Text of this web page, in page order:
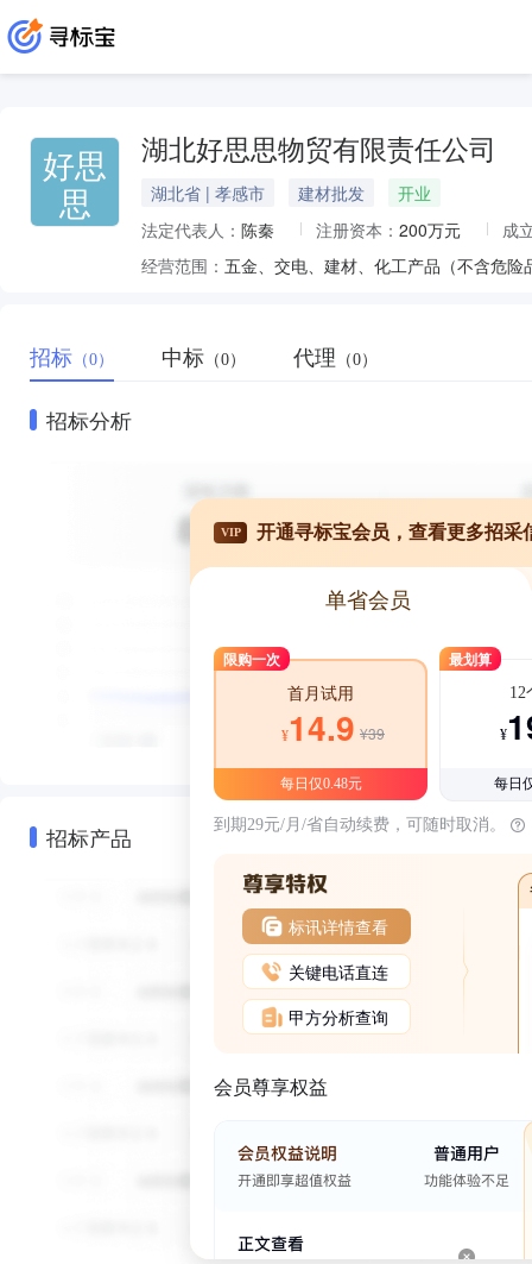
好思
思
湖北好思思物贸有限责任公司
湖北省 | 孝感市 建材批发
开业
法定代表人： 陈秦 注册资本： 200万元
成
经营范围： 五金、交电、建材、化工产品（不含危
招标 （0） 中标 （0） 代理 （0）
招标分析
招标产品
VIP 开通寻标宝会员，查看更多招采
单省会员
限购一次
首月试用
¥14.9 ¥39
每日仅0.48元
最划算
12
¥
每日
到期29元/月/省自动续费，可随时取消。
标讯详情查看
关键电话直连
甲方分析查询
会员尊享权益